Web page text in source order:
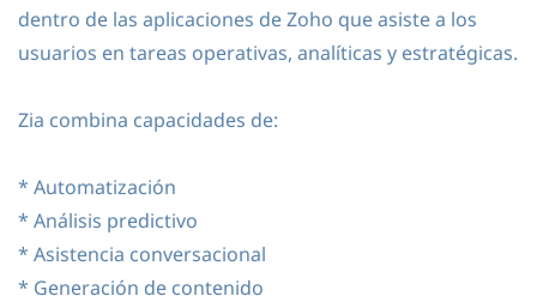
dentro de las aplicaciones de Zoho que asiste a los
usuarios en tareas operativas, analíticas y estratégicas.
Zia combina capacidades de:
* Automatización
* Análisis predictivo
* Asistencia conversacional
* Generación de contenido